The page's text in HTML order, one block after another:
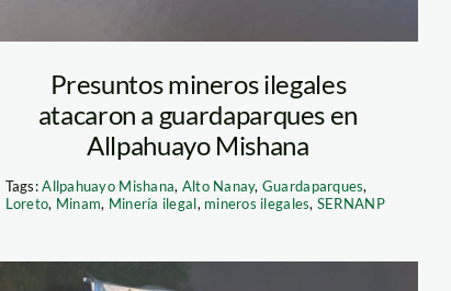
Presuntos mineros ilegales
atacaron a guardaparques en
Allpahuayo Mishana
Tags:Allpahuayo Mishana, Alto Nanay, Guardaparques,
Loreto, Minam, Minería ilegal, mineros ilegales, SERNANP